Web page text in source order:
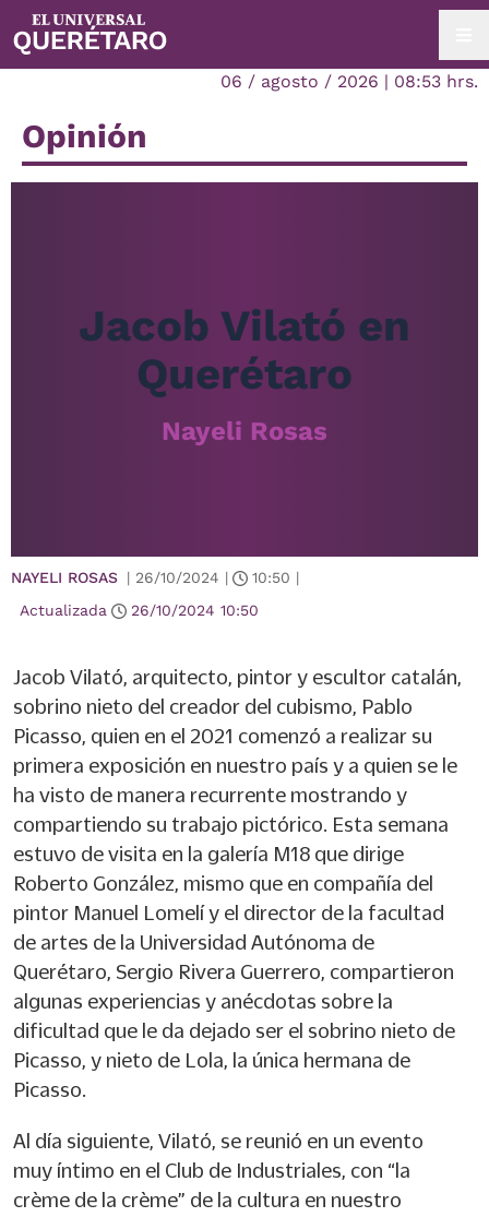
06 / agosto / 2026 | 08:53 hrs.
Opinión
Jacob Vilató en
Querétaro
Nayeli Rosas
NAYELI ROSAS | 26/10/2024 | 10:50 |
Actualizada
26/10/2024 10:50
Jacob Vilató, arquitecto, pintor y escultor catalán,
sobrino nieto del creador del cubismo, Pablo
Picasso, quien en el 2021 comenzó a realizar su
primera exposición en nuestro país y a quien se le
ha visto de manera recurrente mostrando y
compartiendo su trabajo pictórico. Esta semana
estuvo de visita en la galería M18 que dirige
Roberto González, mismo que en compañía del
pintor Manuel Lomelí y el director de la facultad
de artes de la Universidad Autónoma de
Querétaro, Sergio Rivera Guerrero, compartieron
algunas experiencias y anécdotas sobre la
dificultad que le da dejado ser el sobrino nieto de
Picasso, y nieto de Lola, la única hermana de
Picasso.
Al día siguiente, Vilató, se reunió en un evento
muy íntimo en el Club de Industriales, con “la
crème de la crème” de la cultura en nuestro